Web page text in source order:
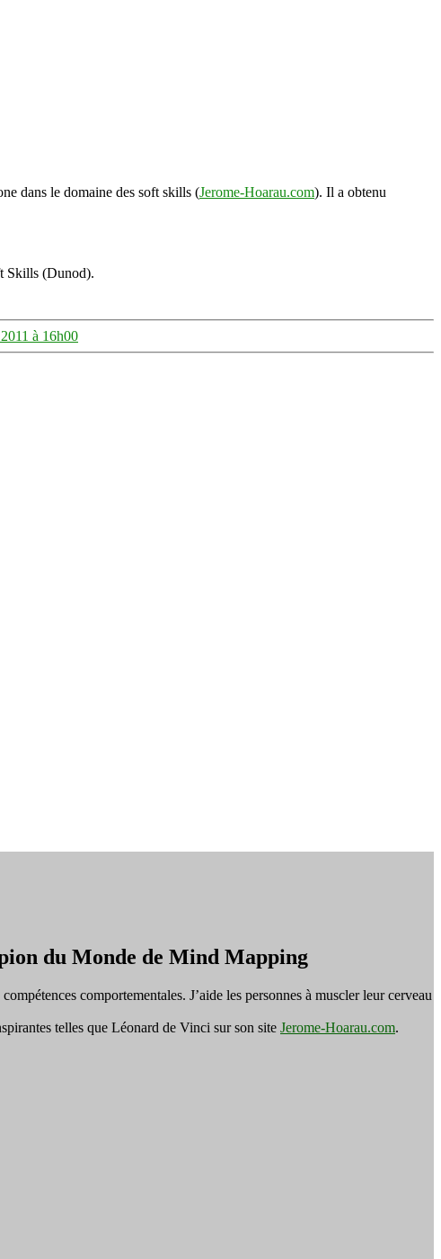
dans le domaine des soft skills (Jerome-Hoarau.com). Il a obtenu
Skills (Dunod).
à 16h00
du Monde de Mind Mapping
comportementales. J’aide les personnes à muscler leur cerveau
telles que Léonard de Vinci sur son site Jerome-Hoarau.com.